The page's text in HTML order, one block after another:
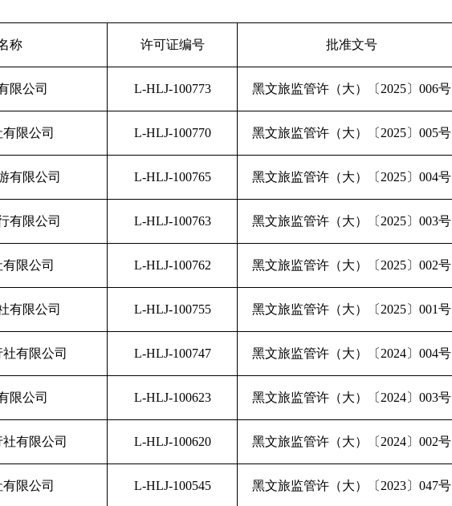
称 许可证编号 批准文号
限公司 L-HLJ-100773
黑文旅监管许（大）〔2025〕006号
限公司 L-HLJ-100770
黑文旅监管许（大）〔2025〕005号
有限公司 L-HLJ-100765
黑文旅监管许（大）〔2025〕004号
有限公司 L-HLJ-100763
黑文旅监管许（大）〔2025〕003号
限公司 L-HLJ-100762
黑文旅监管许（大）〔2025〕002号
有限公司 L-HLJ-100755
黑文旅监管许（大）〔2025〕001号
有限公司 L-HLJ-100747
黑文旅监管许（大）〔2024〕004号
限公司 L-HLJ-100623
黑文旅监管许（大）〔2024〕003号
有限公司 L-HLJ-100620
黑文旅监管许（大）〔2024〕002号
限公司 L-HLJ-100545
黑文旅监管许（大）〔2023〕047号